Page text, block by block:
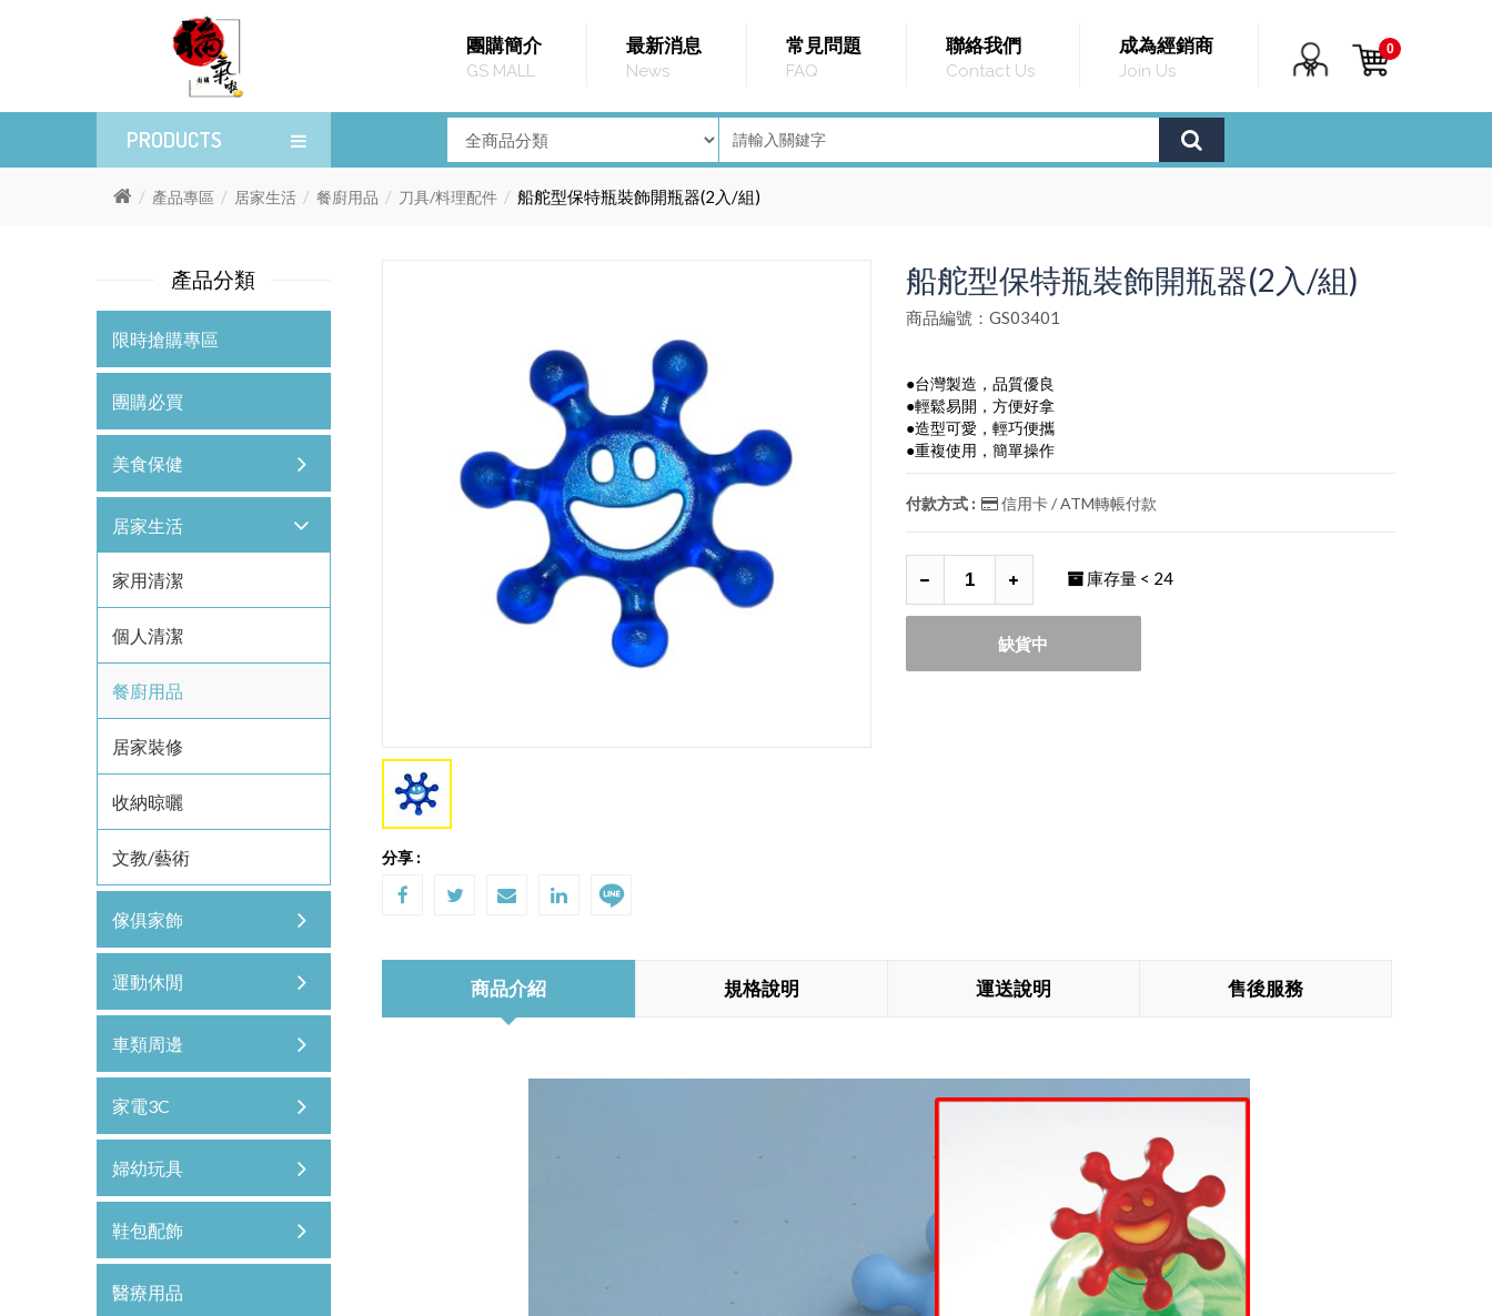
0
團購簡介
GS MALL
最新消息
News
常見問題
FAQ
聯絡我們
Contact Us
成為經銷商
Join Us
PRODUCTS
產品專區 居家生活 餐廚用品 刀具/料理配件 船舵型保特瓶裝飾開瓶器(2入/組)
分享 :
船舵型保特瓶裝飾開瓶器(2入/組)
商品編號：GS03401
●台灣製造，品質優良
●輕鬆易開，方便好拿
●造型可愛，輕巧便攜
●重複使用，簡單操作
付款方式 : 信用卡 / ATM轉帳付款
庫存量 < 24
缺貨中
商品介紹 規格說明 運送說明 售後服務
產品分類
限時搶購專區
團購必買
美食保健
居家生活
家用清潔
個人清潔
餐廚用品
居家裝修
收納晾曬
文教/藝術
傢俱家飾
運動休閒
車類周邊
家電3C
婦幼玩具
鞋包配飾
醫療用品